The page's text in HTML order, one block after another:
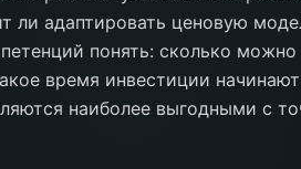
ли адаптировать ценовую
понять: сколько можно
время инвестиции
наиболее выгодными с